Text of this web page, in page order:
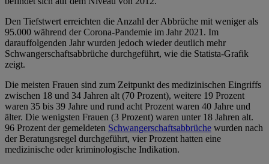
Den Tiefstwert erreichten die Anzahl der Abbrüche mit weniger als
95.000 während der Corona-Pandemie im Jahr 2021. Im
darauffolgenden Jahr wurden jedoch wieder deutlich mehr
Schwangerschaftsabbrüche durchgeführt, wie die Statista-Grafik
zeigt.
Die meisten Frauen sind zum Zeitpunkt des medizinischen Eingriffs
zwischen 18 und 34 Jahren alt (70 Prozent), weitere 19 Prozent
waren 35 bis 39 Jahre und rund acht Prozent waren 40 Jahre und
älter. Die wenigsten Frauen (3 Prozent) waren unter 18 Jahren alt.
96 Prozent der gemeldeten Schwangerschaftsabbrüche wurden nach
der Beratungsregel durchgeführt, vier Prozent hatten eine
medizinische oder kriminologische Indikation.